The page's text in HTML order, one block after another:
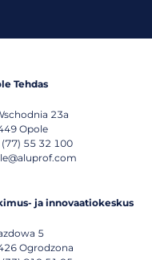
Tehdas
23a
Opole
(77) 55 32 100
ja innovaatiokeskus
5
Ogrodzona